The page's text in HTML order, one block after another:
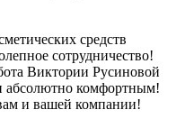
средств
сотрудничество!
Виктории Русиновой
абсолютно комфортным!
и вашей компании!